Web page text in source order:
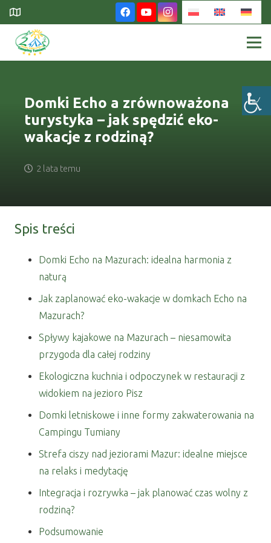
Domki Echo a zrównoważona
turystyka – jak spędzić eko-
wakacje z rodziną?
2 lata temu
Spis treści
Domki Echo na Mazurach: idealna harmonia z
naturą
Jak zaplanować eko-wakacje w domkach Echo na
Mazurach?
Spływy kajakowe na Mazurach – niesamowita
przygoda dla całej rodziny
Ekologiczna kuchnia i odpoczynek w restauracji z
widokiem na jezioro Pisz
Domki letniskowe i inne formy zakwaterowania na
Campingu Tumiany
Strefa ciszy nad jeziorami Mazur: idealne miejsce
na relaks i medytację
Integracja i rozrywka – jak planować czas wolny z
rodziną?
Podsumowanie